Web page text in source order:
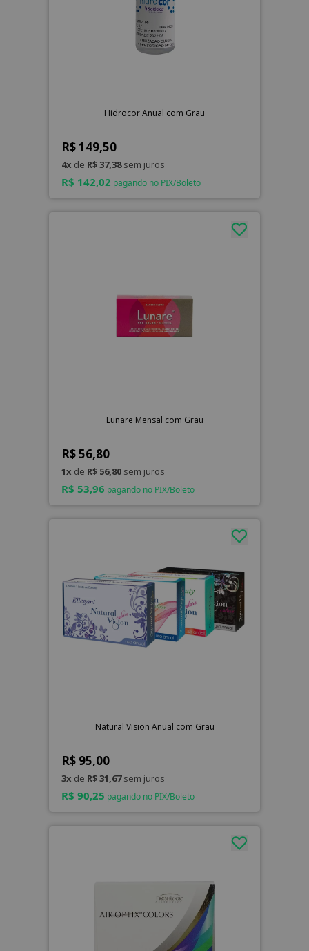
Hidrocor Anual com Grau
R$ 149,50
4x de R$ 37,38sem juros
R$ 142,02 pagando no PIX/Boleto
Lunare Mensal com Grau
R$ 56,80
1x de R$ 56,80sem juros
R$ 53,96 pagando no PIX/Boleto
Natural Vision Anual com Grau
R$ 95,00
3x de R$ 31,67sem juros
R$ 90,25 pagando no PIX/Boleto